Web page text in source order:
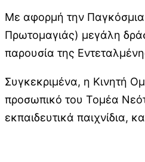
Με αφορμή την
Πρωτομαγιάς) μεγάλη
παρουσία της
Συγκεκριμένα, η Κινητή
προσωπικό του Τομέα
εκπαιδευτικά παιχνίδια,